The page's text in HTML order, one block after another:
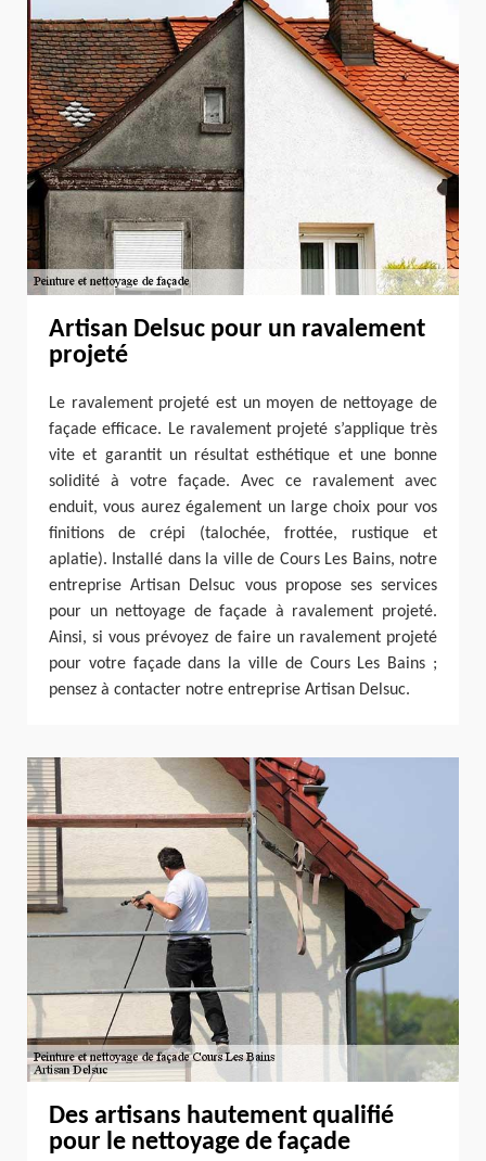
Artisan Delsuc pour un ravalement
projeté
Le ravalement projeté est un moyen de nettoyage de
façade efficace. Le ravalement projeté s’applique très
vite et garantit un résultat esthétique et une bonne
solidité à votre façade. Avec ce ravalement avec
enduit, vous aurez également un large choix pour vos
finitions de crépi (talochée, frottée, rustique et
aplatie). Installé dans la ville de Cours Les Bains, notre
entreprise Artisan Delsuc vous propose ses services
pour un nettoyage de façade à ravalement projeté.
Ainsi, si vous prévoyez de faire un ravalement projeté
pour votre façade dans la ville de Cours Les Bains ;
pensez à contacter notre entreprise Artisan Delsuc.
Des artisans hautement qualifié
pour le nettoyage de façade